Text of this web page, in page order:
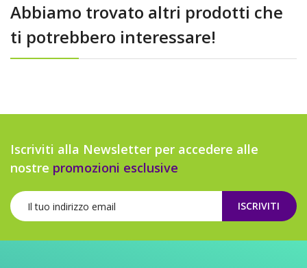
Abbiamo trovato altri prodotti che
ti potrebbero interessare!
Iscriviti alla Newsletter per accedere alle
nostre promozioni esclusive
ISCRIVITI